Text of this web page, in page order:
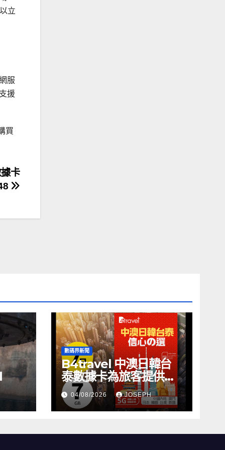
立
服
援
買
卡
數碼界新聞
B4travel 中澳日韓台
泰數據卡為旅客提供無
縫網絡體驗
04/08/2026 JOSEPH